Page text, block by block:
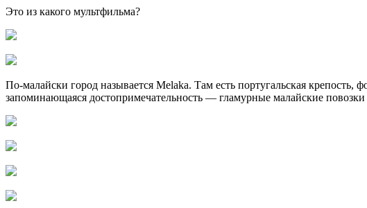
Это из какого мультфильма?
По-малайски город называется Melaka. Там есть португальская крепость,
запоминающаяся достопримечательность — гламурные малайские